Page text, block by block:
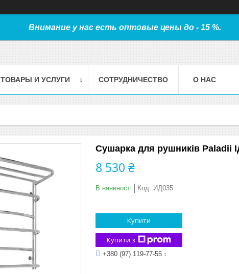
Внимание у нас есть оптовые цены до - 15 %.
ТОВАРЫ И УСЛУГИ СОТРУДНИЧЕСТВО О НАС
Сушарка для рушників Paladii
8 530 ₴
В наявності Код: ИД035
Купити
Купити з
+380 (97) 119-77-55